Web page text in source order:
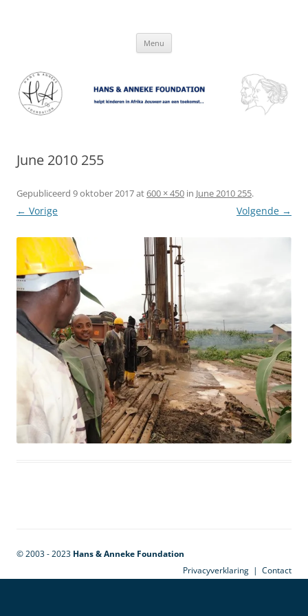
Menu
June 2010 255
Gepubliceerd 9 oktober 2017at600 × 450 in June 2010 255.
← Vorige Volgende →
© 2003 - 2023 Hans & Anneke Foundation
Privacyverklaring | Contact